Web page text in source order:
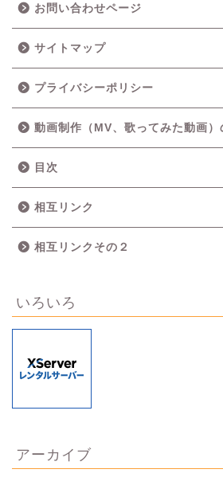
お問い合わせページ
サイトマップ
プライバシーポリシー
動画制作（MV、歌ってみた動画）
目次
相互リンク
相互リンクその２
いろいろ
アーカイブ